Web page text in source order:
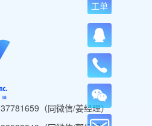
（同微信/姜经理）
工单